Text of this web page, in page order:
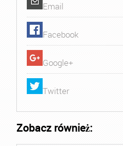
Email
Facebook
Google+
Twitter
Zobacz również: